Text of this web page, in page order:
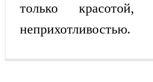
только
неприхотливостью.